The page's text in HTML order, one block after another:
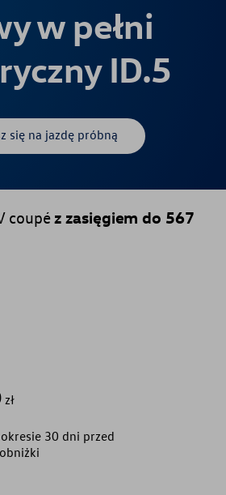
w pełni
ID.5
się na jazdę próbną
coupéz zasięgiem do 567
zł
30 dni przed